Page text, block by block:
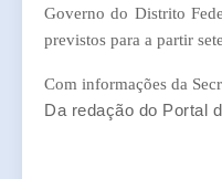
Governo do Distrito
previstos para a partir
Com informações da
Da redação do Portal